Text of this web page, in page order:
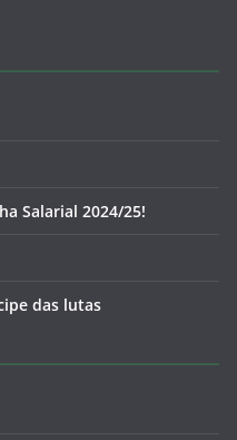
Salarial 2024/25!
das lutas